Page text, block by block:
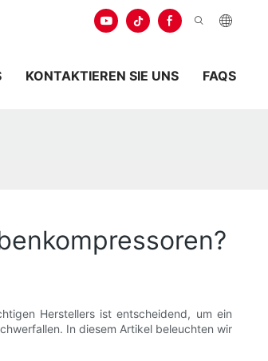
KONTAKTIEREN SIE UNS FAQS
Herstellers ist entscheidend, um ein
In diesem Artikel beleuchten wir